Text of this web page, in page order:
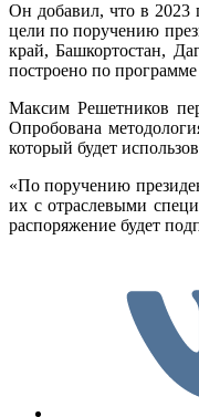
Он добавил, что в 2023
цели по поручению
край, Башкортостан,
построено по
Максим Решетников
Опробована
который будет
«По поручению
их с отраслевыми
распоряжение будет